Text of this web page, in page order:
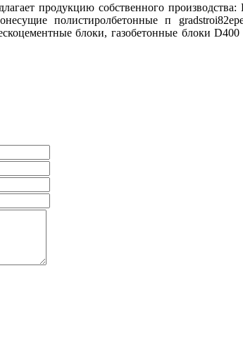
продукцию собственного
полистиролбетонные п
блоки, газобетонные блоки